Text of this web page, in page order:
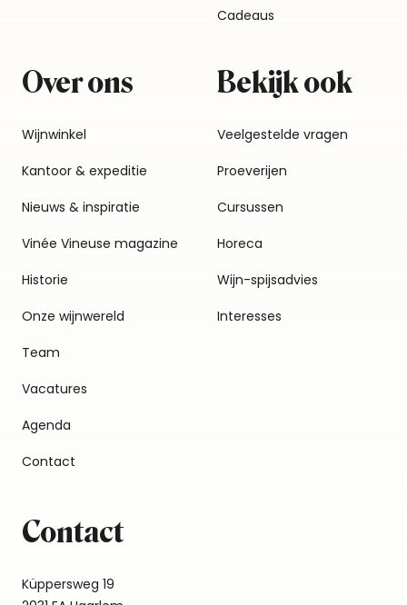
Cadeaus
Over ons
Wijnwinkel
Kantoor & expeditie
Nieuws & inspiratie
Vinée Vineuse magazine
Historie
Onze wijnwereld
Team
Vacatures
Agenda
Contact
Bekijk ook
Veelgestelde vragen
Proeverijen
Cursussen
Horeca
Wijn-spijsadvies
Interesses
Contact
Küppersweg 19